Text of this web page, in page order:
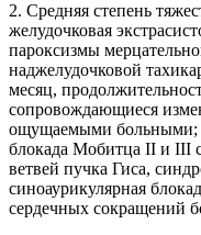
2. Средняя степень
желудочковая
пароксизмы
наджелудочковой
месяц,
сопровождающиеся
ощущаемыми больными;
блокада Мобитца II и III
ветвей пучка Гиса,
синоаурикулярная
сердечных сокращений